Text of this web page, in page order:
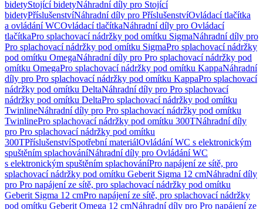
bidetyStojící bidetyNáhradní díly pro Stojící
bidetyPříslušenstvíNáhradní díly pro PříslušenstvíOvládací tlačítka
a ovládání WCOvládací tlačítkaNáhradní díly pro Ovládací
tlačítkaPro splachovací nádržky pod omítku SigmaNáhradní díly pro
Pro splachovací nádržky pod omítku SigmaPro splachovací nádržky
pod omítku OmegaNáhradní díly pro Pro splachovací nádržky pod
omítku OmegaPro splachovací nádržky pod omítku KappaNáhradní
díly pro Pro splachovací nádržky pod omítku KappaPro splachovací
nádržky pod omítku DeltaNáhradní díly pro Pro splachovací
nádržky pod omítku DeltaPro splachovací nádržky pod omítku
TwinlineNáhradní díly pro Pro splachovací nádržky pod omítku
TwinlinePro splachovací nádržky pod omítku 300TNáhradní díly
pro Pro splachovací nádržky pod omítku
300TPříslušenstvíSpotřební materiálOvládání WC s elektronickým
spuštěním splachováníNáhradní díly pro Ovládání WC
s elektronickým spuštěním splachováníPro napájení ze sítě, pro
splachovací nádržky pod omítku Geberit Sigma 12 cmNáhradní díly
pro Pro napájení ze sítě, pro splachovací nádržky pod omítku
Geberit Sigma 12 cmPro napájení ze sítě, pro splachovací nádržky
pod omítku Geberit Omega 12 cmNáhradní díly pro Pro napájení ze